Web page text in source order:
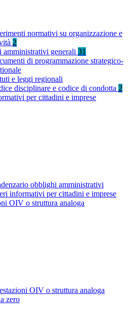
normativi su organizzazione e
2
amministrativi generali 31
di programmazione strategico-
e leggi regionali
disciplinare e codice di condotta 2
per cittadini e imprese
obblighi amministrativi
informativi per cittadini e imprese
OIV o struttura analoga
OIV o struttura analoga
zero